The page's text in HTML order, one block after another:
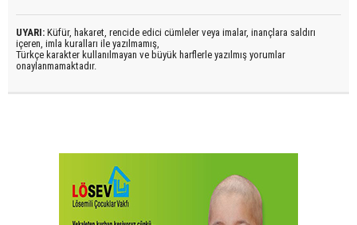
UYARI: Küfür, hakaret, rencide edici cümleler veya imalar, inançlara saldırı
içeren, imla kuralları ile yazılmamış,
Türkçe karakter kullanılmayan ve büyük harflerle yazılmış yorumlar
onaylanmamaktadır.